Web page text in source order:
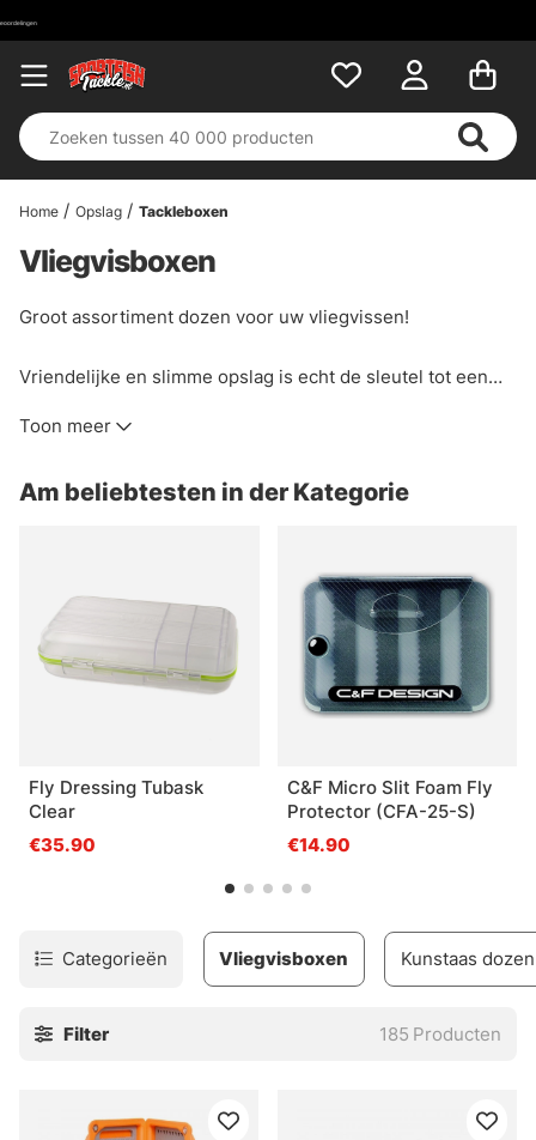
Home Opslag Tackleboxen
Vliegvisboxen
Groot assortiment dozen voor uw vliegvissen!
Vriendelijke en slimme opslag is echt de sleutel tot een
vliegdozen en algemene opslag voor uw vliegen. Kies
plastic dozen enz. U vindt alleen producten van bekende
Toon meer
Am beliebtesten in der Kategorie
Fly Dressing Tubask
Clear
€35.90
C&F Micro Slit Foam Fly
Protector (CFA-25-S)
€14.90
Categorieën Kunstaas dozen
Vliegvisboxen
Filter 185 Producten